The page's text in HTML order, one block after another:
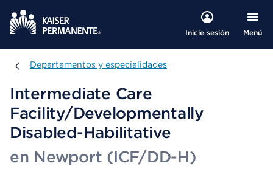
Inicie sesión Menú
Departamentos y especialidades
Departamentos y especialidades
Intermediate Care
Facility/Developmentally
Disabled-Habilitative
en Newport (ICF/DD-H)